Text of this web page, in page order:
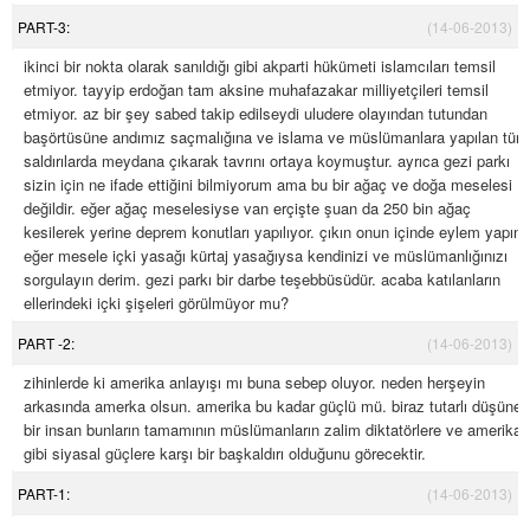
PART-3: (14-06-2013)
ikinci bir nokta olarak sanıldığı gibi akparti hükümeti islamcıları temsil
etmiyor. tayyip erdoğan tam aksine muhafazakar milliyetçileri temsil
etmiyor. az bir şey sabed takip edilseydi uludere olayından tutundan
başörtüsüne andımız saçmalığına ve islama ve müslümanlara yapılan tüm
saldırılarda meydana çıkarak tavrını ortaya koymuştur. ayrıca gezi parkı
sizin için ne ifade ettiğini bilmiyorum ama bu bir ağaç ve doğa meselesi
değildir. eğer ağaç meselesiyse van erçişte şuan da 250 bin ağaç
kesilerek yerine deprem konutları yapılıyor. çıkın onun içinde eylem yapın.
eğer mesele içki yasağı kürtaj yasağıysa kendinizi ve müslümanlığınızı
sorgulayın derim. gezi parkı bir darbe teşebbüsüdür. acaba katılanların
ellerindeki içki şişeleri görülmüyor mu?
PART -2: (14-06-2013)
zihinlerde ki amerika anlayışı mı buna sebep oluyor. neden herşeyin
arkasında amerka olsun. amerika bu kadar güçlü mü. biraz tutarlı düşünen
bir insan bunların tamamının müslümanların zalim diktatörlere ve amerika
gibi siyasal güçlere karşı bir başkaldırı olduğunu görecektir.
PART-1: (14-06-2013)